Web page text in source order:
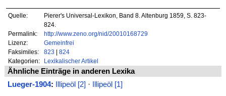
Quelle:
Pierer's Universal-Lexikon, Band 8. Altenburg 1859, S. 823-
824.
Permalink:
http://www.zeno.org/nid/20010168729
Lizenz:
Gemeinfrei
Faksimiles:
823 | 824
Kategorien:
Lexikalischer Artikel
Ähnliche Einträge in anderen Lexika
Lueger-1904: Illipeöl [2] · Illipeöl [1]